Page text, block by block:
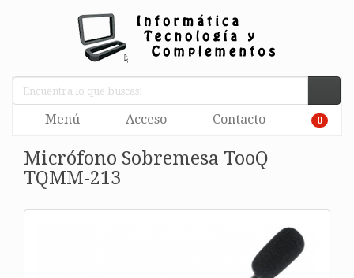
Menú Acceso Contacto 0
Micrófono Sobremesa TooQ
TQMM-213